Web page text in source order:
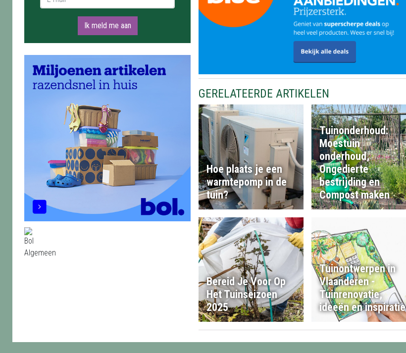
Ik meld me aan
GERELATEERDE ARTIKELEN
Hoe plaats je een
warmtepomp in de
tuin?
Tuinonderhoud:
Moestuin
onderhoud,
Ongedierte
bestrijding en
Compost maken
Bereid Je Voor Op
Het Tuinseizoen
2025
Tuinontwerpen in
Vlaanderen -
Tuinrenovatie,
ideeën en inspiratie